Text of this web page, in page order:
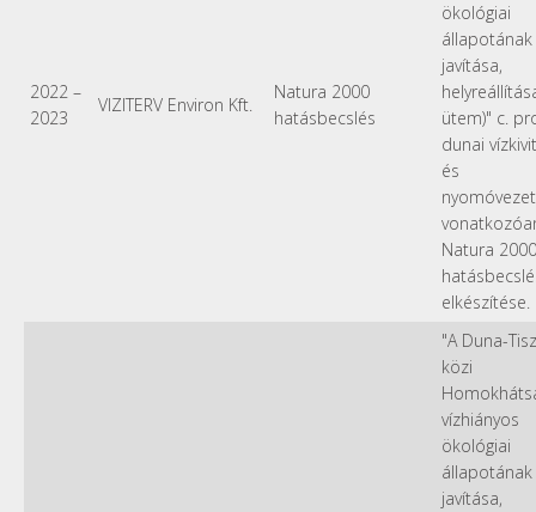
2022 –
2023
VIZITERV Environ Kft.
Natura 2000
hatásbecslés
ökológiai
állapotának
javítása,
ütem)" c.
dunai
és
Natura 2000
elkészítése.
"A Duna-
közi
vízhiányos
ökológiai
állapotának
javítása,